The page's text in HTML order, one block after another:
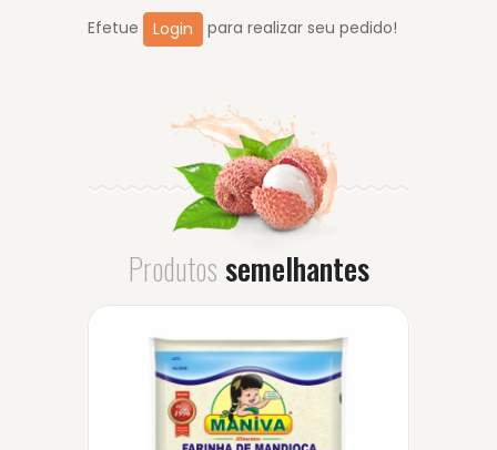
Efetue Login para realizar seu pedido!
Produtos semelhantes